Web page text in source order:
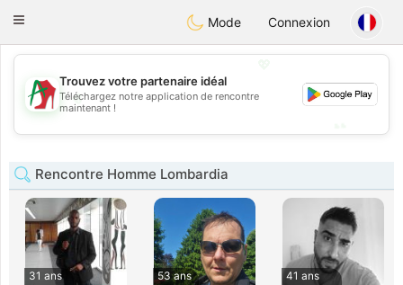
AmamiOra
Toggle
Mode Connexion
💖
💕
Trouvez votre partenaire idéal
Téléchargez notre application de rencontre
maintenant !
Rencontre Homme Lombardia
31 ans
53 ans
41 ans